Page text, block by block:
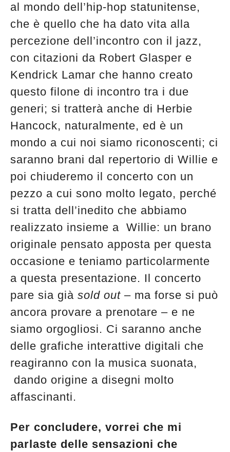
al mondo dell’hip-hop statunitense,
che è quello che ha dato vita alla
percezione dell’incontro con il jazz,
con citazioni da Robert Glasper e
Kendrick Lamar che hanno creato
questo filone di incontro tra i due
generi; si tratterà anche di Herbie
Hancock, naturalmente, ed è un
mondo a cui noi siamo riconoscenti; ci
saranno brani dal repertorio di Willie e
poi chiuderemo il concerto con un
pezzo a cui sono molto legato, perché
si tratta dell’inedito che abbiamo
realizzato insieme a Willie: un brano
originale pensato apposta per questa
occasione e teniamo particolarmente
a questa presentazione. Il concerto
pare sia già sold out – ma forse si può
ancora provare a prenotare – e ne
siamo orgogliosi. Ci saranno anche
delle grafiche interattive digitali che
reagiranno con la musica suonata,
dando origine a disegni molto
affascinanti.
Per concludere, vorrei che mi
parlaste delle sensazioni che